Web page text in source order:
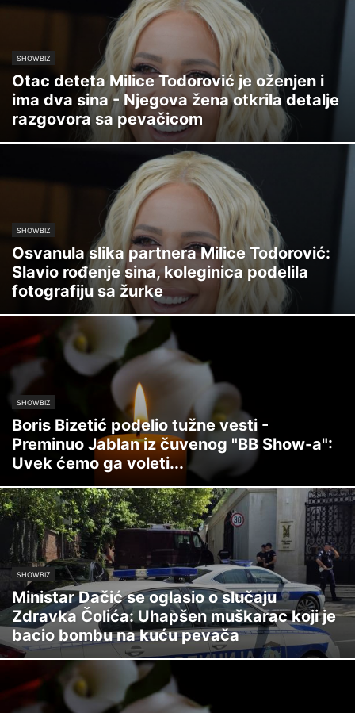
SHOWBIZ
Otac deteta Milice Todorović je oženjen i
ima dva sina - Njegova žena otkrila detalje
razgovora sa pevačicom
SHOWBIZ
Osvanula slika partnera Milice Todorović:
Slavio rođenje sina, koleginica podelila
fotografiju sa žurke
SHOWBIZ
Boris Bizetić podelio tužne vesti -
Preminuo Jablan iz čuvenog "BB Show-a":
Uvek ćemo ga voleti...
SHOWBIZ
Ministar Dačić se oglasio o slučaju
Zdravka Čolića: Uhapšen muškarac koji je
bacio bombu na kuću pevača